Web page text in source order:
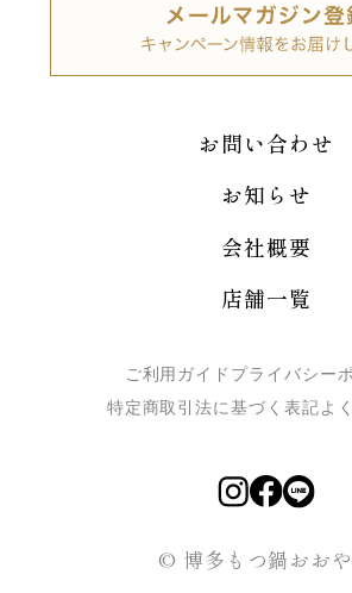
お問い合わせ
お知らせ
会社概要
店舗一覧
ご利用ガイド プライバシー
特定商取引法に基づく表記よ
© 博多もつ鍋おおや